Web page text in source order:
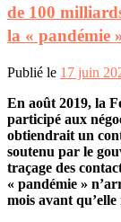
de 100
la « pandémie
Publié le 17 juin
En août 2019, la
participé aux
obtiendrait un
soutenu par le
traçage des
« pandémie »
mois avant